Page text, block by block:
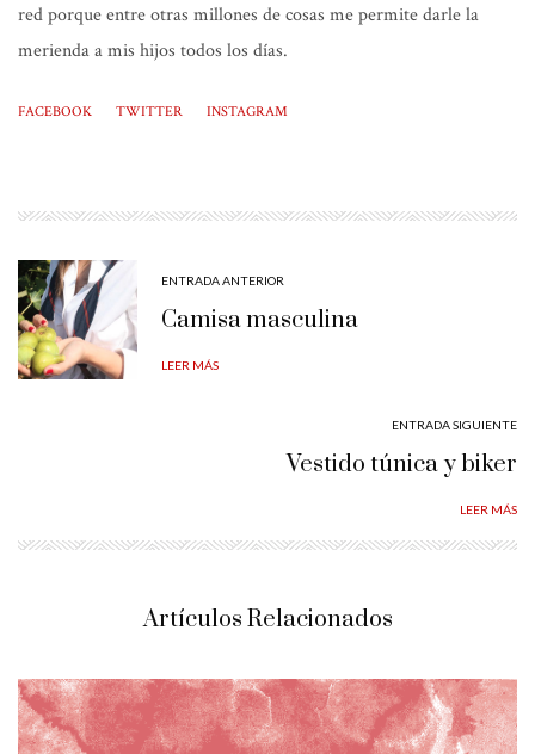
red porque entre otras millones de cosas me permite darle la
merienda a mis hijos todos los días.
FACEBOOK TWITTER INSTAGRAM
ENTRADA ANTERIOR
Camisa masculina
LEER MÁS
ENTRADA SIGUIENTE
Vestido túnica y biker
LEER MÁS
Artículos Relacionados